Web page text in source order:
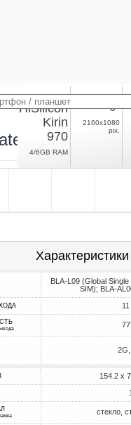
10 Pro
HiSilicon
Kirin
970
4/6GB RAM
6"
2160x1080
pix.
Характеристики
BLA-L09 (Global
SIM); BLA-
154.2 x
стекло,